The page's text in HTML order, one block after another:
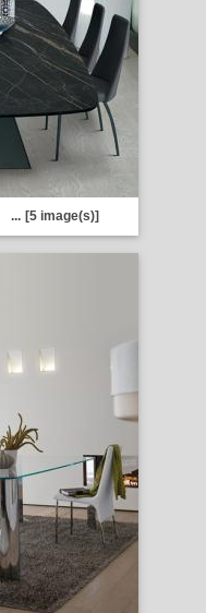
... [5 image(s)]